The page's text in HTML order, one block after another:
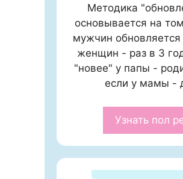
Методика
основывается на
мужчин обновляется
женщин - раз в 3
"новее" у папы -
если у мамы -
Узнать пол